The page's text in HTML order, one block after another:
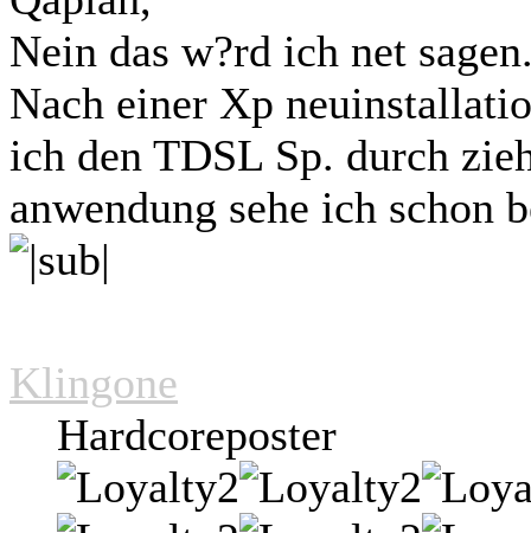
Nein das w?rd ich net
Nach einer Xp
ich den TDSL Sp. durch
anwendung sehe ich schon
Klingone
Hardcoreposter